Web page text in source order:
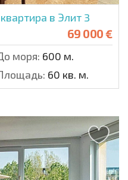
в Элит 3
69 000 €
моря: 600 м.
60 кв. м.